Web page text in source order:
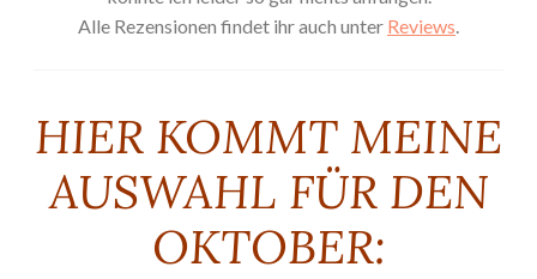
Alle Rezensionen findet ihr auch unter Reviews
HIER KOMMT MEINE
AUSWAHL FÜR DEN
OKTOBER: